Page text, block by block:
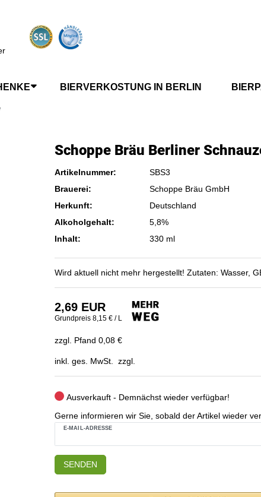
BIERVERKOSTUNG IN BERLIN
Schoppe Bräu Berliner
Artikelnummer:
SBS3
Brauerei:
Schoppe Bräu GmbH
Herkunft:
Deutschland
Alkoholgehalt:
5,8%
Inhalt:
330 ml
Wird aktuell nicht mehr hergestellt! Zutaten: Wasser,
2,69 EUR
Grundpreis 8,15 € / L
zzgl. Pfand 0,08 €
inkl. ges. MwSt. zzgl.
Ausverkauft - Demnächst wieder verfügbar!
Gerne informieren wir Sie, sobald der Artikel wieder
E-MAIL-ADRESSE
SENDEN